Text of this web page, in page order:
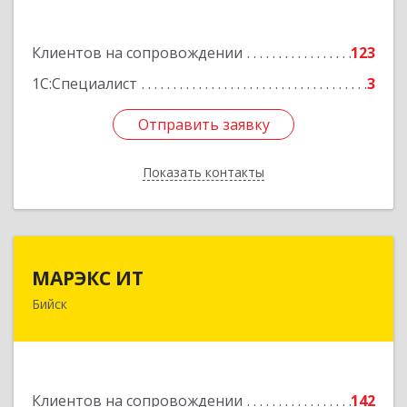
Клиентов на сопровождении
123
1С:Специалист
3
Отправить заявку
Показать контакты
Отправить заявку
Назад
МАРЭКС ИТ
Бийск
Клиентов на сопровождении
142